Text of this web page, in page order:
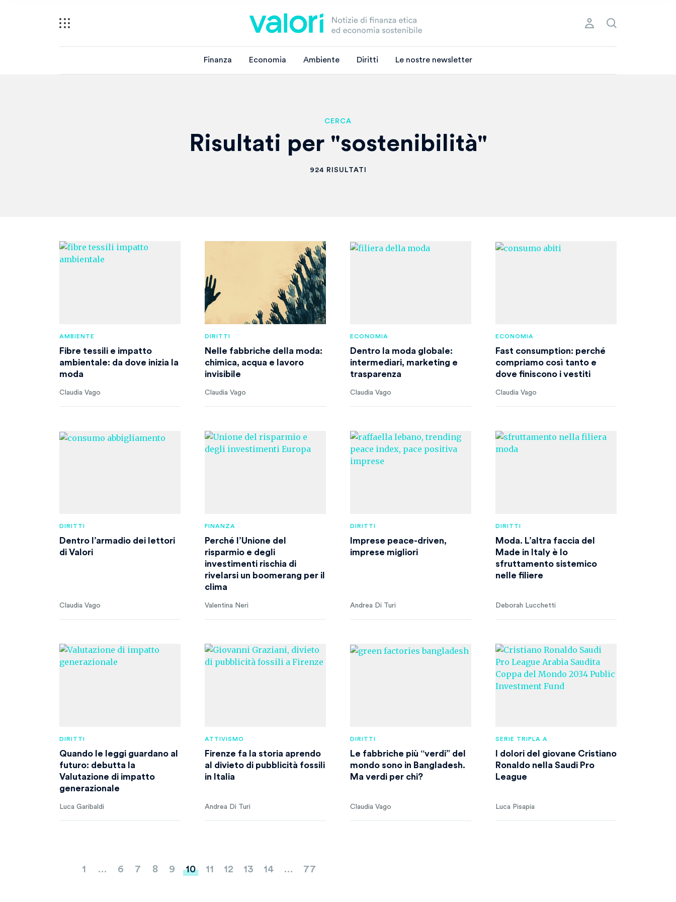
Finanza Economia Ambiente Diritti Le nostre newsletter
CERCA
Risultati per "sostenibilità"
924 RISULTATI
AMBIENTE
Fibre tessili e impatto
ambientale: da dove inizia la
moda
Claudia Vago
DIRITTI
Nelle fabbriche della moda:
chimica, acqua e lavoro
invisibile
Claudia Vago
ECONOMIA
Dentro la moda globale:
intermediari, marketing e
trasparenza
Claudia Vago
ECONOMIA
Fast consumption: perché
compriamo così tanto e
dove finiscono i vestiti
Claudia Vago
DIRITTI
Dentro l’armadio dei lettori
di Valori
Claudia Vago
FINANZA
Perché l’Unione del
risparmio e degli
investimenti rischia di
rivelarsi un boomerang per il
clima
Valentina Neri
DIRITTI
Imprese peace-driven,
imprese migliori
Andrea Di Turi
DIRITTI
Moda. L’altra faccia del
Made in Italy è lo
sfruttamento sistemico
nelle filiere
Deborah Lucchetti
DIRITTI
Quando le leggi guardano al
futuro: debutta la
Valutazione di impatto
generazionale
Luca Garibaldi
ATTIVISMO
Firenze fa la storia aprendo
al divieto di pubblicità fossili
in Italia
Andrea Di Turi
DIRITTI
Le fabbriche più “verdi” del
mondo sono in Bangladesh.
Ma verdi per chi?
Claudia Vago
SERIE TRIPLA A
I dolori del giovane Cristiano
Ronaldo nella Saudi Pro
League
Luca Pisapia
Paginazione
1 … 6 7 8 9 10 11 12 13 14 … 77